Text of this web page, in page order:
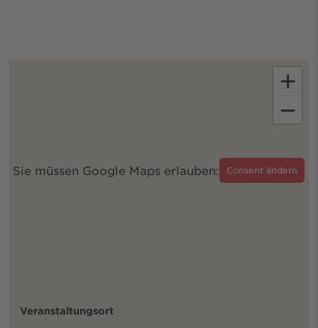
Sie müssen Google Maps erlauben: Consent ändern
+
−
Veranstaltungsort